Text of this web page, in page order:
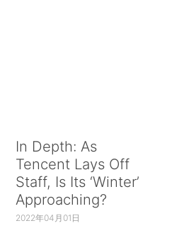
In Depth: As
Tencent Lays Off
Staff, Is Its ‘Winter’
Approaching?
2022年04月01日